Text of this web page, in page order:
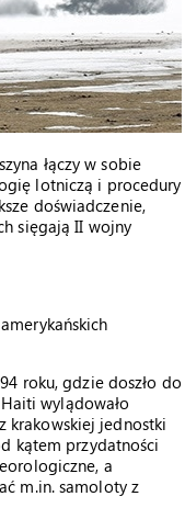
łączy w sobie
lotniczą i procedury
doświadczenie,
sięgają II wojny
roku, gdzie doszło do
wylądowało
krakowskiej jednostki
kątem przydatności
a
m.in. samoloty z